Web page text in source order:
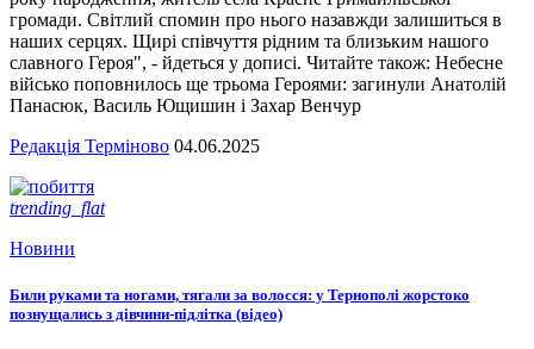
громади. Світлий спомин про нього назавжди залишиться в
наших серцях. Щирі співчуття рідним та близьким нашого
славного Героя", - йдеться у дописі. Читайте також: Небесне
військо поповнилось ще трьома Героями: загинули Анатолій
Панасюк, Василь Ющишин і Захар Венчур
Редакція Терміново 04.06.2025
trending_flat
Новини
Били руками та ногами, тягали за волосся: у Тернополі жорстоко
познущались з дівчини-підлітка (відео)